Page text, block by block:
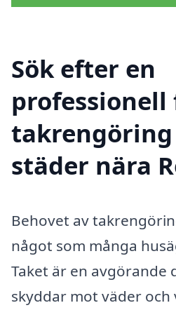
Sök efter en
professionell
städer nära
Behovet av
något som många
Taket är en avgörande
skyddar mot väder och